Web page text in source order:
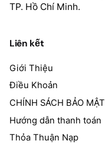
TP. Hồ Chí Minh.
Liên kết
Giới Thiệu
Điều Khoản
CHÍNH SÁCH BẢO MẬT
Hướng dẫn thanh toán
Thỏa Thuận Nạp